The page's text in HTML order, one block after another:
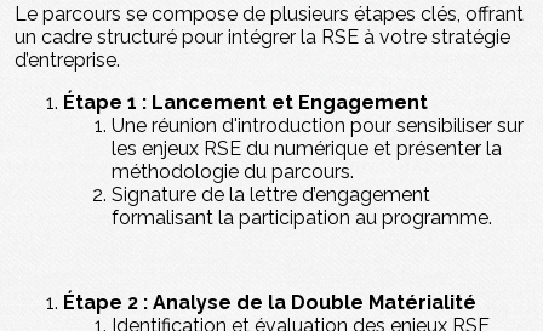
Le parcours se compose de plusieurs étapes clés, offrant
un cadre structuré pour intégrer la RSE à votre stratégie
d’entreprise.
Étape 1 : Lancement et Engagement
Une réunion d'introduction pour sensibiliser sur
les enjeux RSE du numérique et présenter la
méthodologie du parcours.
Signature de la lettre d’engagement
formalisant la participation au programme.
Étape 2 : Analyse de la Double Matérialité
Identification et évaluation des enjeux RSE